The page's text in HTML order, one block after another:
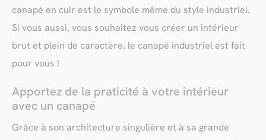
canapé en cuir est le symbole même du style industriel.
Si vous aussi, vous souhaitez vous créer un intérieur
brut et plein de caractère, le canapé industriel est fait
pour vous !
Apportez de la praticité à votre intérieur
avec un canapé
Grâce à son architecture singulière et à sa grande